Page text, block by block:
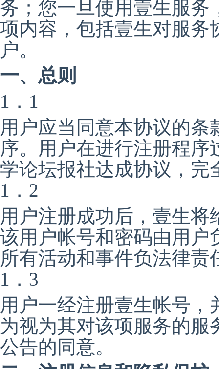
务；您一旦使用壹生服务
项内容，包括壹生对服务
户。
一、总则
1．1
用户应当同意本协议的
序。用户在进行注册程
学论坛报社达成协议，完
1．2
用户注册成功后，壹生
该用户帐号和密码由用户
所有活动和事件负法律责
1．3
用户一经注册壹生帐号
为视为其对该项服务的
公告的同意。